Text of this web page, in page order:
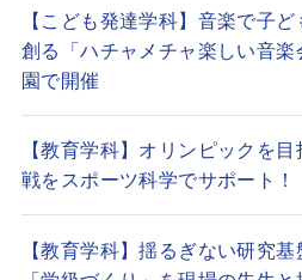
【こども発達学科】音楽で子
創る「ハチャメチャ楽しい音
園で開催
【教育学科】オリンピックを
戦をスポーツ科学でサポート！
【教育学科】揺るぎない研究